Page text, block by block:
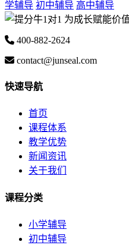
学辅导 初中辅导 高中辅导
为成长赋能价
400-882-2624
contact@junseal.com
快速导航
首页
课程体系
教学优势
新闻资讯
关于我们
课程分类
小学辅导
初中辅导